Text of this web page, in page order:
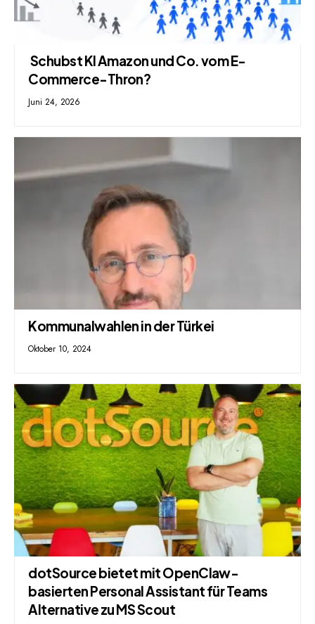
Schubst KI Amazon und Co. vom E-
Commerce-Thron?
Juni 24, 2026
Kommunalwahlen in der Türkei
Oktober 10, 2024
dotSource bietet mit OpenClaw-
basierten Personal Assistant für Teams
Alternative zu MS Scout